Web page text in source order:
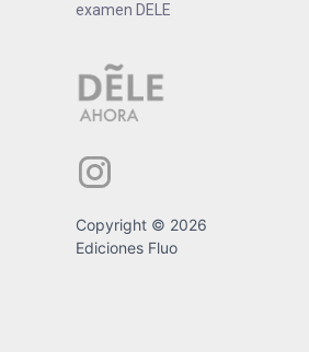
examen DELE
Copyright © 2026
Ediciones Fluo